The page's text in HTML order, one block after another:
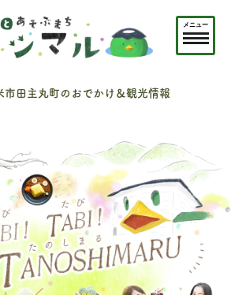
市田主丸町のおでかけ＆観光情報
メニュー